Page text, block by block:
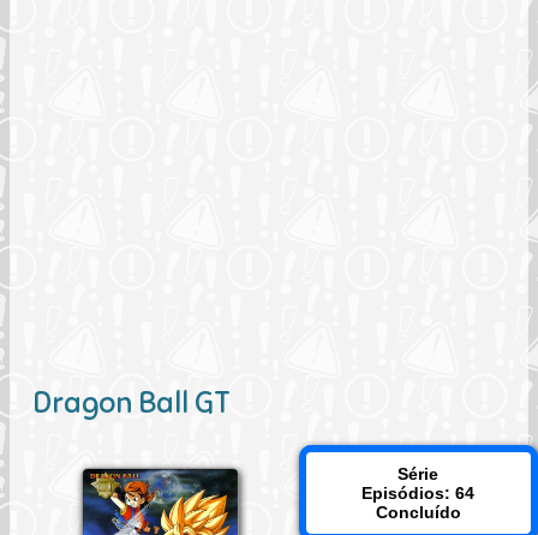
Dragon Ball GT
Série
Episódios: 64
Concluído